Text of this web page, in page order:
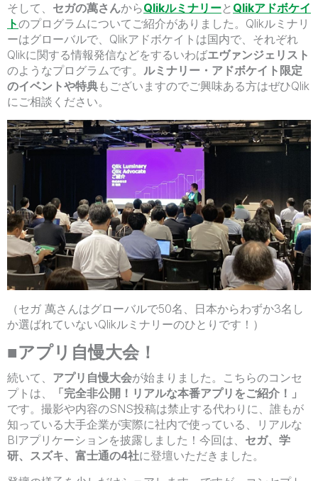
そして、 セガの萬さんからQlikルミナリーと Qlikアドボケイ
トのプログラムについてご紹介がありました。Qlikルミナリ
ーはグローバルで、Qlikアドボケイトは国内で、それぞれ
Qlikに関する情報発信などをするいわばエヴァンジェリスト
のようなプログラムです。 ルミナリー・アドボケイト限定
のイベントや特典もございますのでご興味ある方はぜひQlik
にご相談ください。
（セガ 萬さんはグローバルで50名、日本からわずか3名し
か選ばれていないQlikルミナリーのひとりです！）
■アプリ自慢大会！
続いて、 アプリ自慢大会が始まりました。こちらのコンセ
プトは、
「完全非公開！リアルな本番アプリをご紹介！」
です。撮影や内容のSNS投稿は禁止する代わりに、誰もが
知っている大手企業が実際に社内で使っている、リアルな
BIアプリケーションを披露しました！今回は、 セガ、学
研、スズキ、富士通の4社に登壇いただきました。